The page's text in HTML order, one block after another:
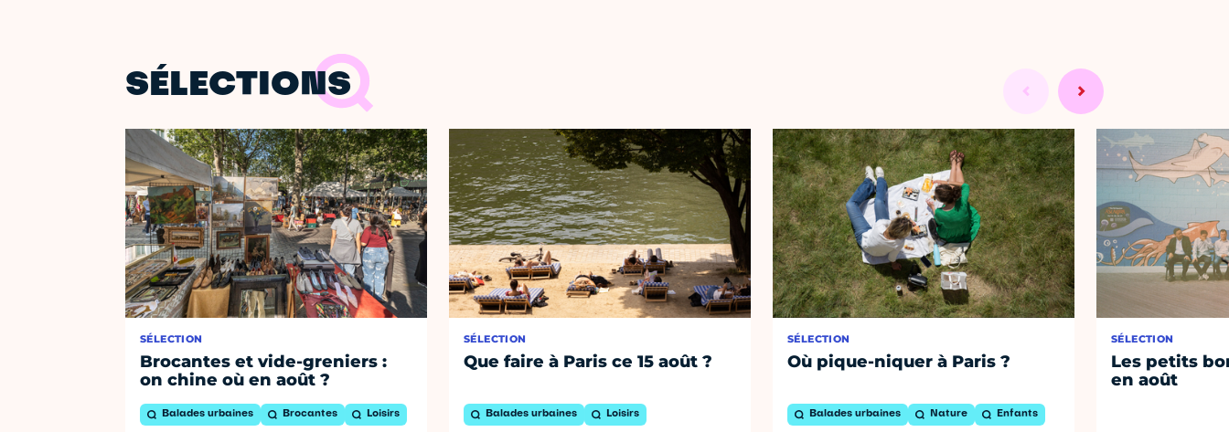
SÉLECTIONS
SÉLECTION
Brocantes et vide-greniers :
on chine où en août ?
Balades urbaines Brocantes Loisirs
SÉLECTION
Que faire à Paris ce 15 août ?
Balades urbaines Loisirs
SÉLECTION
Où pique-niquer à Paris ?
Balades urbaines Nature Enfants
SÉLECTION
Les petits
en août